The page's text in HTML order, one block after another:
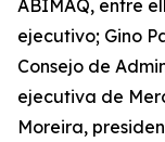
ABIMAQ, entre
ejecutivo; Gino
Consejo de
ejecutiva de
Moreira,